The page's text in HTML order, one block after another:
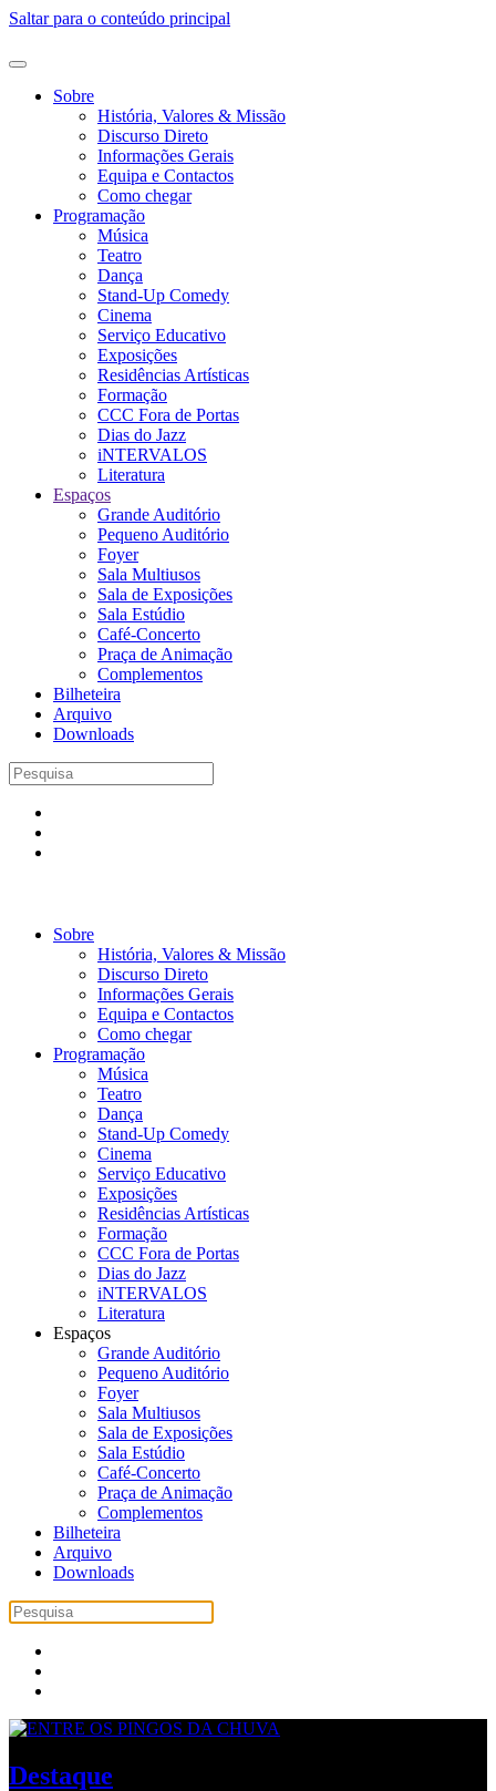
Saltar para o conteúdo principal
Sobre
História, Valores & Missão
Discurso Direto
Informações Gerais
Equipa e Contactos
Como chegar
Programação
Música
Teatro
Dança
Stand-Up Comedy
Cinema
Serviço Educativo
Exposições
Residências Artísticas
Formação
CCC Fora de Portas
Dias do Jazz
iNTERVALOS
Literatura
Espaços
Grande Auditório
Pequeno Auditório
Foyer
Sala Multiusos
Sala de Exposições
Sala Estúdio
Café-Concerto
Praça de Animação
Complementos
Bilheteira
Arquivo
Downloads
Sobre
História, Valores & Missão
Discurso Direto
Informações Gerais
Equipa e Contactos
Como chegar
Programação
Música
Teatro
Dança
Stand-Up Comedy
Cinema
Serviço Educativo
Exposições
Residências Artísticas
Formação
CCC Fora de Portas
Dias do Jazz
iNTERVALOS
Literatura
Espaços
Grande Auditório
Pequeno Auditório
Foyer
Sala Multiusos
Sala de Exposições
Sala Estúdio
Café-Concerto
Praça de Animação
Complementos
Bilheteira
Arquivo
Downloads
Destaque